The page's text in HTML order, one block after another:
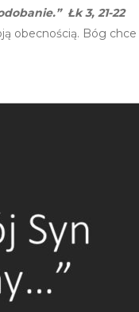
Łk 3, 21-22
obecnością. Bóg